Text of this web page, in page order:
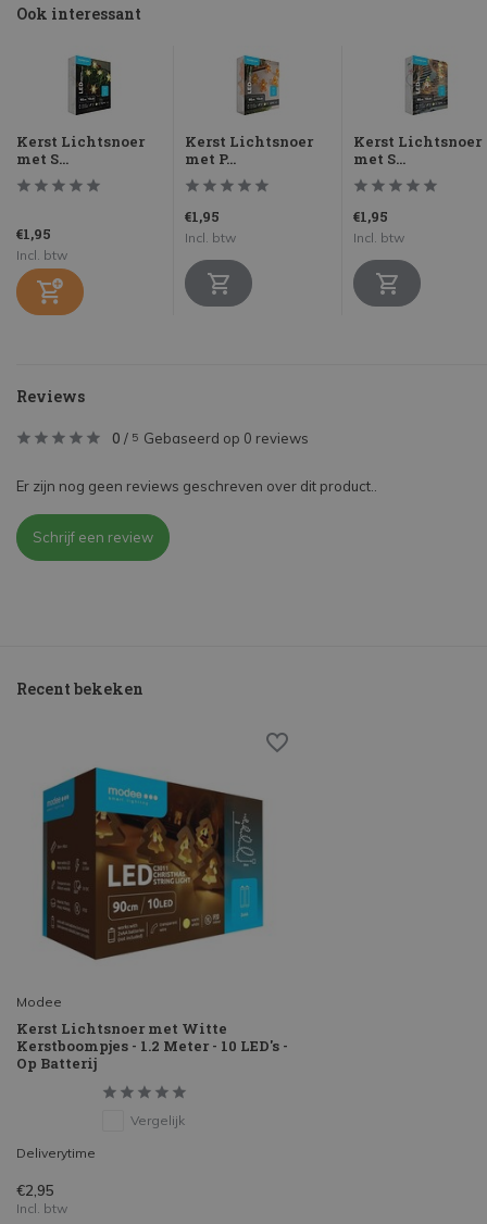
Ook interessant
Kerst Lichtsnoer
met S...
€1,95
Incl. btw
Kerst Lichtsnoer
met P...
€1,95
Incl. btw
Kerst Lichtsnoer
met S...
€1,95
Incl. btw
Reviews
0 / 5 Gebaseerd op 0 reviews
Er zijn nog geen reviews geschreven over dit product..
Schrijf een review
Recent bekeken
Modee
Kerst Lichtsnoer met Witte
Kerstboompjes - 1.2 Meter - 10 LED's -
Op Batterij
Vergelijk
Deliverytime
€2,95
Incl. btw